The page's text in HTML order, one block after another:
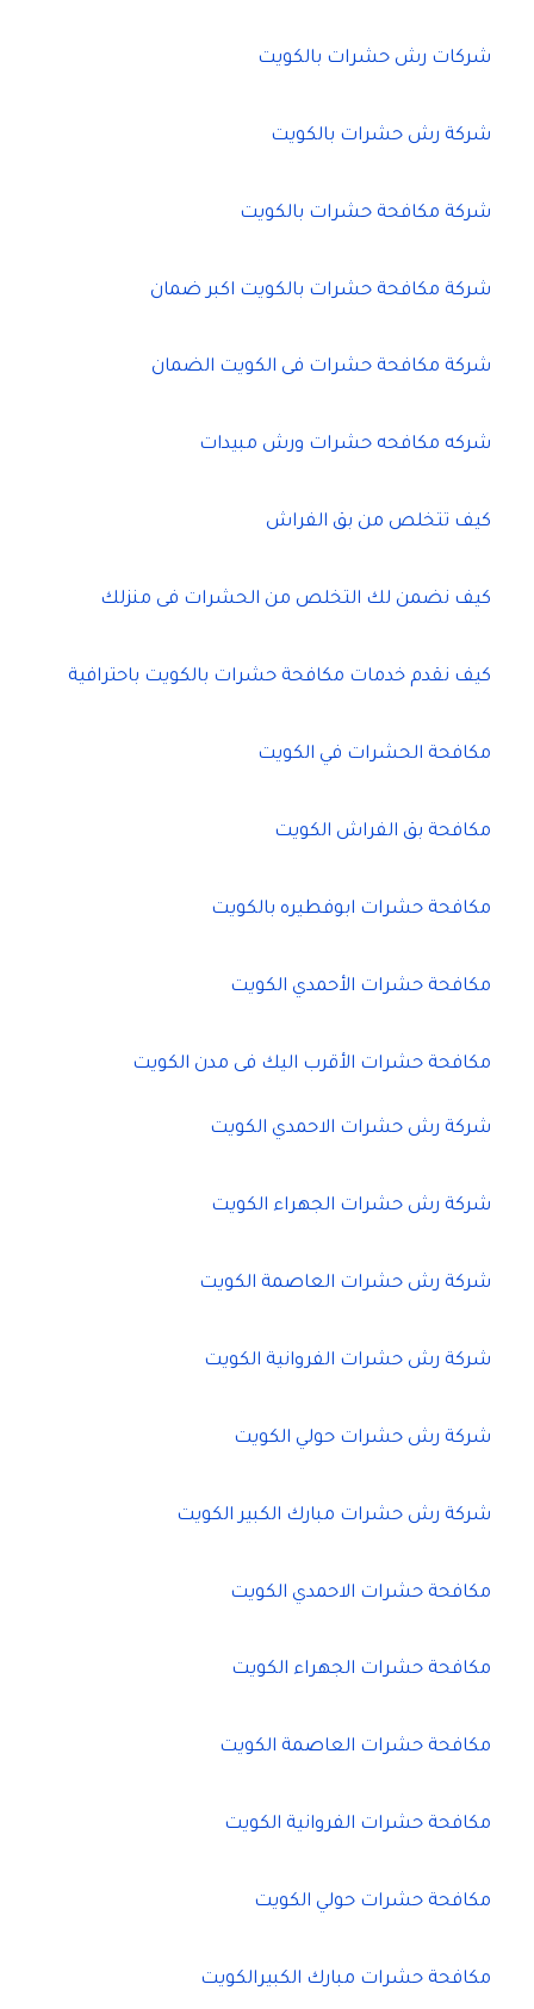
شركات رش حشرات بالكويت
شركة رش حشرات بالكويت
شركة مكافحة حشرات بالكويت
شركة مكافحة حشرات بالكويت اكبر ضمان
شركة مكافحة حشرات فى الكويت الضمان
شركه مكافحه حشرات ورش مبيدات
كيف تتخلص من بق الفراش
كيف نضمن لك التخلص من الحشرات فى منزلك
كيف نقدم خدمات مكافحة حشرات بالكويت باحترافية
مكافحة الحشرات في الكويت
مكافحة بق الفراش الكويت
مكافحة حشرات ابوفطيره بالكويت
مكافحة حشرات الأحمدي الكويت
مكافحة حشرات الأقرب اليك فى مدن الكويت
شركة رش حشرات الاحمدي الكويت
شركة رش حشرات الجهراء الكويت
شركة رش حشرات العاصمة الكويت
شركة رش حشرات الفروانية الكويت
شركة رش حشرات حولي الكويت
شركة رش حشرات مبارك الكبير الكويت
مكافحة حشرات الاحمدي الكويت
مكافحة حشرات الجهراء الكويت
مكافحة حشرات العاصمة الكويت
مكافحة حشرات الفروانية الكويت
مكافحة حشرات حولي الكويت
مكافحة حشرات مبارك الكبيرالكويت